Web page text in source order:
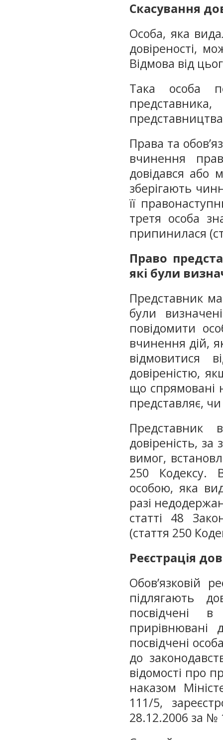
Скасування
Особа, яка
довіреності,
Відмова від
Така особа
Права та
вчинення
довідався або
зберігають
її
третя особа
припинилася
Право
які були
Представник
були
повідомити
вчинення дій,
відмовитися
довіреністю,
що спрямовані
представляє,
Представник
довіреність,
вимог,
250 Кодексу.
особою, яка
разі
статті 48
(стаття 250
Реєстрація
Обов’язковій
підлягають
посвідчені в
прирівнювані
посвідчені
до
відомості про
наказом
111/5,
28.12.2006 за №